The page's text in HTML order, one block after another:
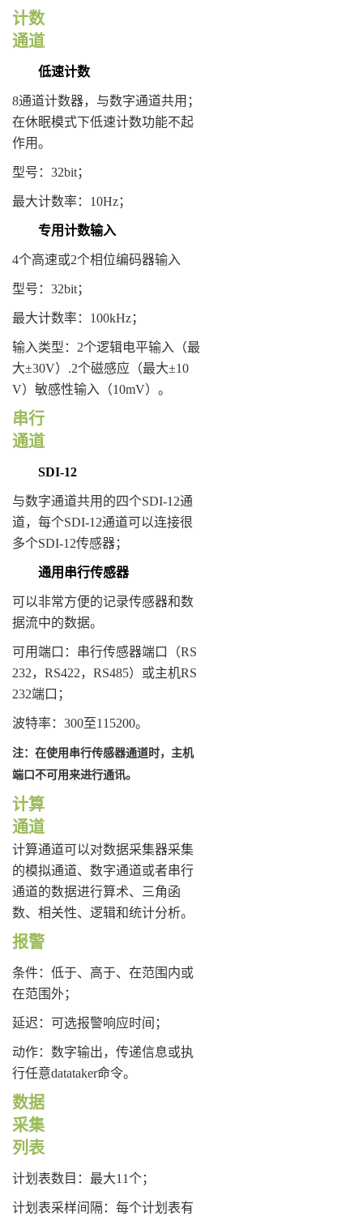
计数
通道
低速计数
8通道计数器，与数字通道共用；
在休眠模式下低速计数功能不起
作用。
型号：32bit；
最大计数率：10Hz；
专用计数输入
4个高速或2个相位编码器输入
型号：32bit；
最大计数率：100kHz；
输入类型：2个逻辑电平输入（最
大±30V）.2个磁感应（最大±10
V）敏感性输入（10mV）。
串行
通道
SDI-12
与数字通道共用的四个SDI-12通
道，每个SDI-12通道可以连接很
多个SDI-12传感器；
通用串行传感器
可以非常方便的记录传感器和数
据流中的数据。
可用端口：串行传感器端口（RS
232，RS422，RS485）或主机RS
232端口；
波特率：300至115200。
注：在使用串行传感器通道时，主机
端口不可用来进行通讯。
计算
通道
计算通道可以对数据采集器采集
的模拟通道、数字通道或者串行
通道的数据进行算术、三角函
数、相关性、逻辑和统计分析。
报警
条件：低于、高于、在范围内或
在范围外；
延迟：可选报警响应时间；
动作：数字输出，传递信息或执
行任意datataker命令。
数据
采集
列表
计划表数目：最大11个；
计划表采样间隔：每个计划表有